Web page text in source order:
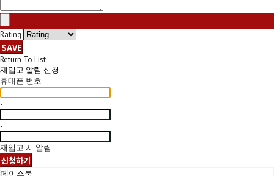
Rating
SAVE
Return To List
재입고 알림 신청
휴대폰 번호
-
-
재입고 시 알림
신청하기
페이스북